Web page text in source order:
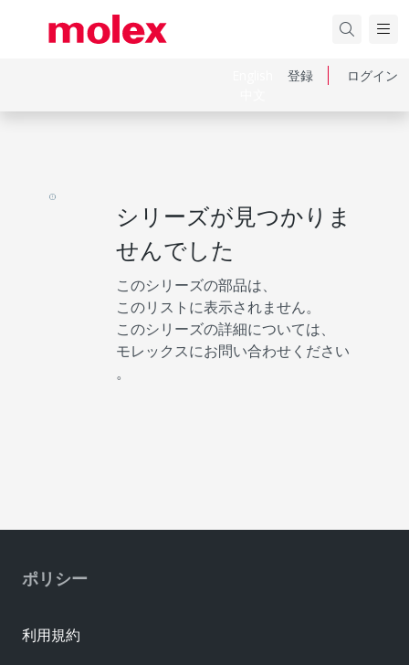
登録 ログイン
シリーズが見つかりま
せんでした
このシリーズの部品は、
このリストに表示されません。
このシリーズの詳細については、
モレックスにお問い合わせください
。
ポリシー
利用規約